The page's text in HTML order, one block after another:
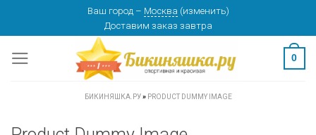
content
Ваш город – Москва (изменить)
Доставим заказ завтра
0
БИКИНЯШКА.РУ» PRODUCT DUMMY IMAGE